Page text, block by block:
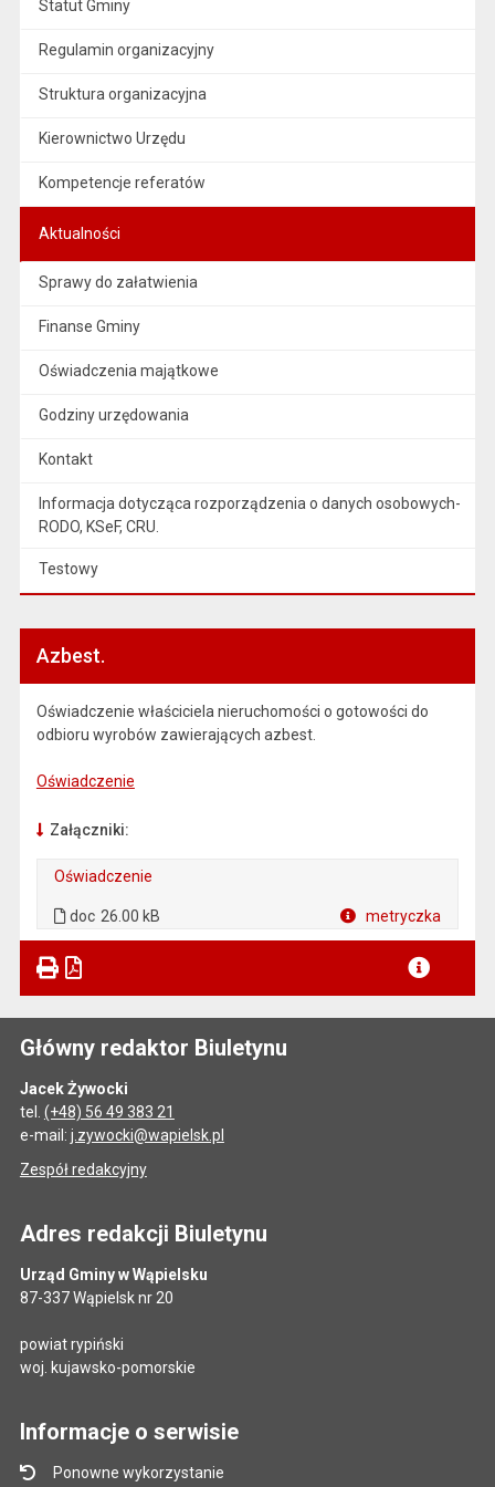
Statut Gminy
Regulamin organizacyjny
Struktura organizacyjna
Kierownictwo Urzędu
Kompetencje referatów
Aktualności
Sprawy do załatwienia
Finanse Gminy
Oświadczenia majątkowe
Godziny urzędowania
Kontakt
Informacja dotycząca rozporządzenia o danych osobowych-
RODO, KSeF, CRU.
Testowy
Azbest.
Oświadczenie właściciela nieruchomości o gotowości do
odbioru wyrobów zawierających azbest.
Oświadczenie
Załączniki:
Oświadczenie
doc 26.00 kB metryczka
Główny redaktor Biuletynu
Jacek Żywocki
tel. (+48) 56 49 383 21
e-mail: j.zywocki@wapielsk.pl
Zespół redakcyjny
Adres redakcji Biuletynu
Urząd Gminy w Wąpielsku
87-337 Wąpielsk nr 20
powiat rypiński
woj. kujawsko-pomorskie
Informacje o serwisie
Ponowne wykorzystanie